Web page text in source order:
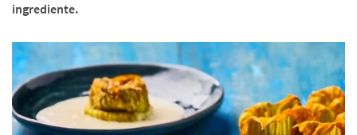
ingrediente.